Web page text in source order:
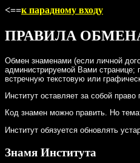
<==к парадному входу
ПРАВИЛА
Обмен знаменами (если личной
администрируемой Вами странице;
встречную текстовую или
Институт оставляет за собой
Код знамен можно править. Но
Институт обязуется обновлять
Знамя Института